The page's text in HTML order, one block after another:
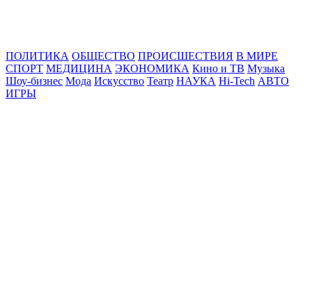
ПОЛИТИКА ОБЩЕСТВО ПРОИСШЕСТВИЯ В МИРЕ
СПОРТ МЕДИЦИНА ЭКОНОМИКА Кино и ТВ Музыка
Шоу-бизнес Мода Искусство Театр НАУКА Hi-Tech АВТО
ИГРЫ